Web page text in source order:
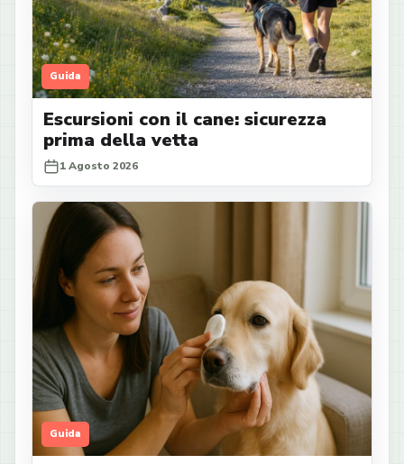
Guida
Escursioni con il cane: sicurezza
prima della vetta
1 Agosto 2026
Guida